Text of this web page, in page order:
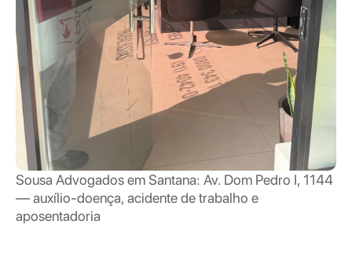
Sousa Advogados em Santana: Av. Dom Pedro I, 1144
— auxílio-doença, acidente de trabalho e
aposentadoria